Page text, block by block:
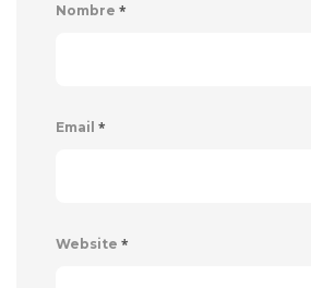
Nombre *
Email *
Website *